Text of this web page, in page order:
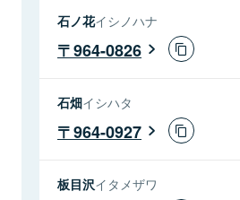
石ノ花イシノハナ
964-0826
石畑イシハタ
964-0927
板目沢イタメザワ